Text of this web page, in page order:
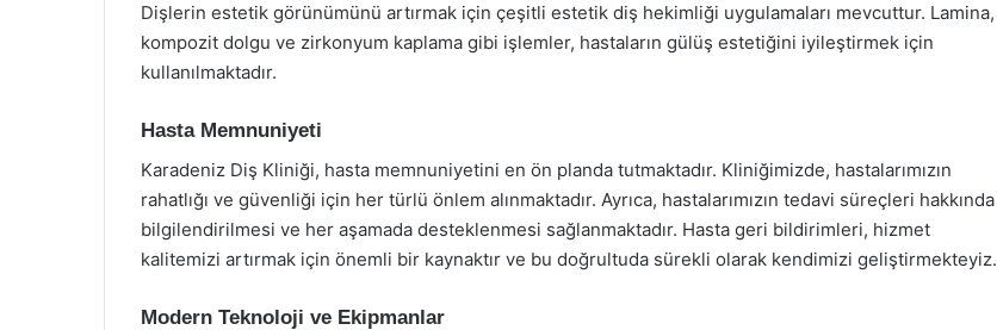
Dişlerin estetik görünümünü artırmak için çeşitli estetik diş hekimliği uygulamaları mevcuttur. Lamina,
kompozit dolgu ve zirkonyum kaplama gibi işlemler, hastaların gülüş estetiğini iyileştirmek için
kullanılmaktadır.
Hasta Memnuniyeti
Karadeniz Diş Kliniği, hasta memnuniyetini en ön planda tutmaktadır. Kliniğimizde, hastalarımızın
rahatlığı ve güvenliği için her türlü önlem alınmaktadır. Ayrıca, hastalarımızın tedavi süreçleri hakkında
bilgilendirilmesi ve her aşamada desteklenmesi sağlanmaktadır. Hasta geri bildirimleri, hizmet
kalitemizi artırmak için önemli bir kaynaktır ve bu doğrultuda sürekli olarak kendimizi geliştirmekteyiz.
Modern Teknoloji ve Ekipmanlar